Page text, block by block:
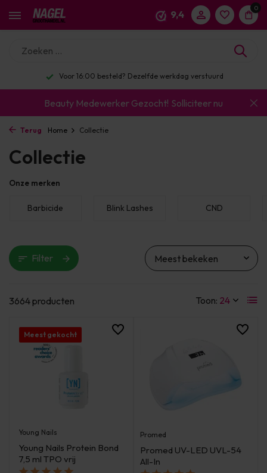
9,4
0
Enorm assortiment & alle bekende merken
Beauty Medewerker Gezocht! Solliciteer nu
Terug Home Collectie
Collectie
Onze merken
Barbicide Blink Lashes CND
Filter
3664 producten Toon:
Meest gekocht
Young Nails
Young Nails Protein Bond
7,5 ml TPO vrij
Promed
Promed UV-LED UVL-54
All-In